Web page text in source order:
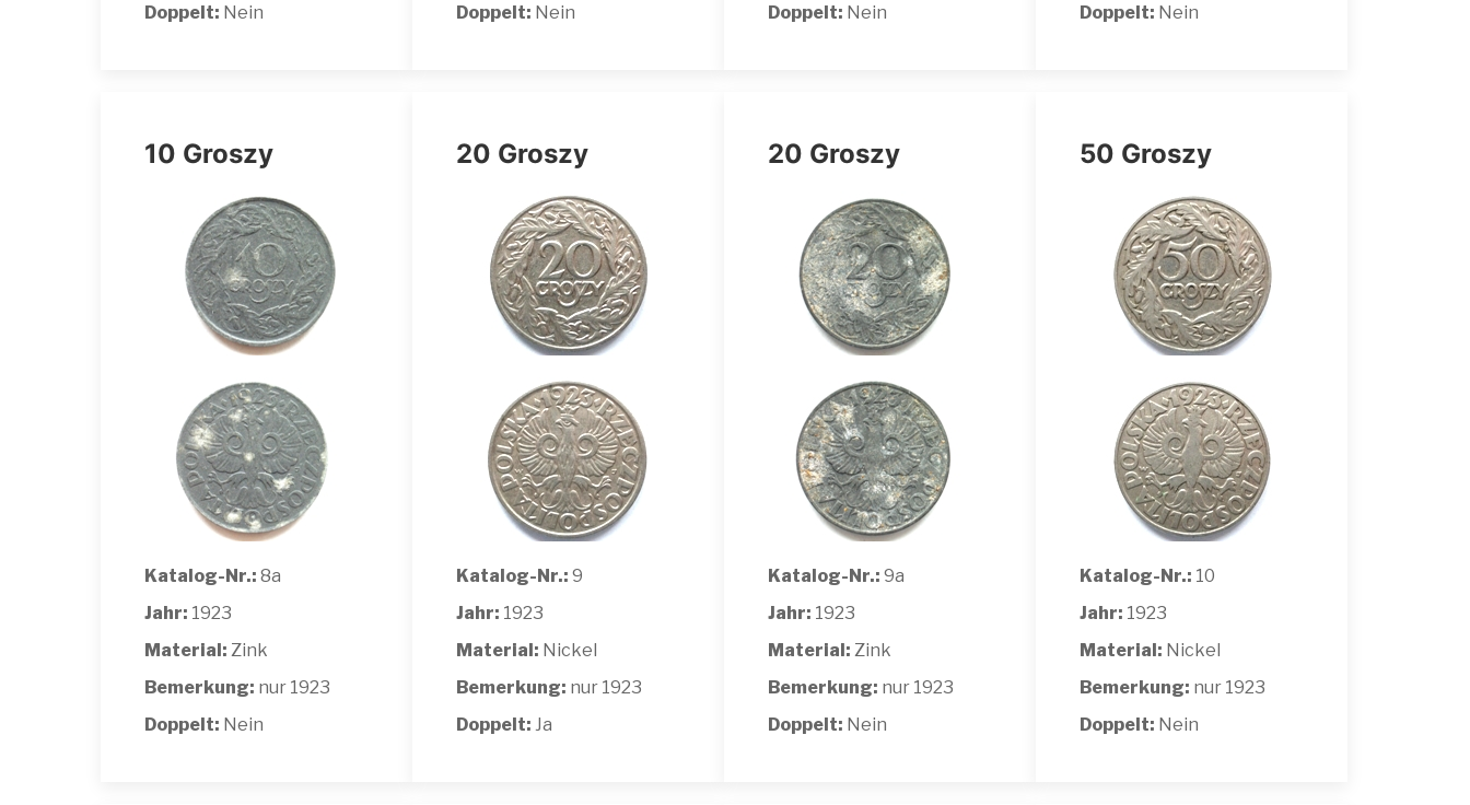
Doppelt: Nein
Doppelt: Nein
Doppelt: Nein
Doppelt: Nein
10 Groszy
Katalog-Nr.: 8a
Jahr: 1923
Material: Zink
Bemerkung: nur 1923
Doppelt: Nein
20 Groszy
Katalog-Nr.: 9
Jahr: 1923
Material: Nickel
Bemerkung: nur 1923
Doppelt: Ja
20 Groszy
Katalog-Nr.: 9a
Jahr: 1923
Material: Zink
Bemerkung: nur 1923
Doppelt: Nein
50 Groszy
Katalog-Nr.: 10
Jahr: 1923
Material: Nickel
Bemerkung: nur 1923
Doppelt: Nein